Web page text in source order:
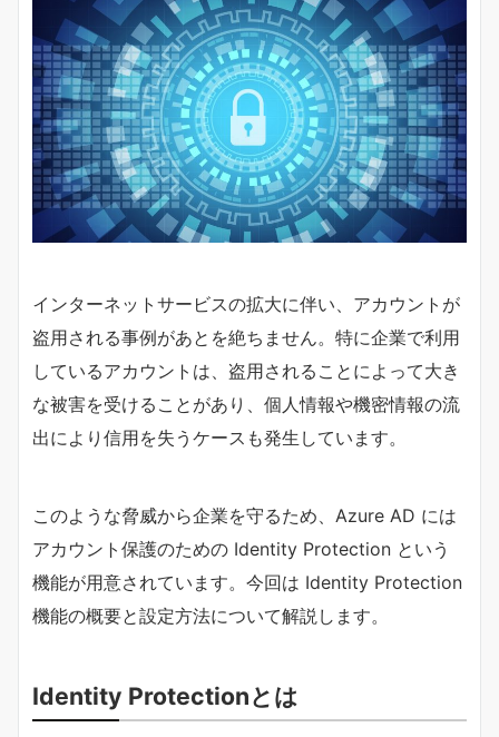
インターネットサービスの拡大に伴い、アカウントが
盗用される事例があとを絶ちません。特に企業で利用
しているアカウントは、盗用されることによって大き
な被害を受けることがあり、個人情報や機密情報の流
出により信用を失うケースも発生しています。
このような脅威から企業を守るため、Azure AD には
アカウント保護のための Identity Protection という
機能が用意されています。今回は Identity Protection
機能の概要と設定方法について解説します。
Identity Protectionとは